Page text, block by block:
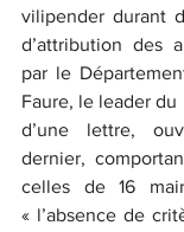
vilipender durant
d’attribution des
par le
Faure, le leader du
d’une lettre,
dernier,
celles de 16
« l’absence de